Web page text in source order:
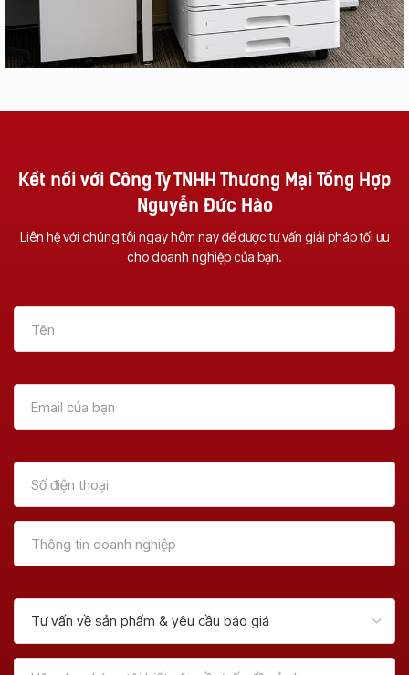
Vì Sao Nên Đầu Tư
Photocopy Đa
Chức Năng ?
NHỮNG TÍNH NĂNG
PHOTOCOPY BẠN
Kết nối với Công Ty TNHH Thương Mại Tổng Hợp
Nguyễn Đức Hào
Liên hệ với chúng tôi ngay hôm nay để được tư vấn giải pháp tối ưu
cho doanh nghiệp của bạn.